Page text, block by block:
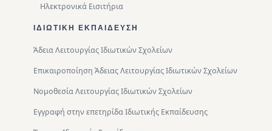
Ηλεκτρονικά Εισιτήρια
ΙΔΙΩΤΙΚΉ ΕΚΠΑΊΔΕΥΣΗ
Άδεια Λειτουργίας Ιδιωτικών Σχολείων
Επικαιροποίηση Άδειας Λειτουργίας Ιδιωτικών Σχολείων
Νομοθεσία Λειτουργίας Ιδιωτικών Σχολείων
Εγγραφή στην επετηρίδα Ιδιωτικής Εκπαίδευσης